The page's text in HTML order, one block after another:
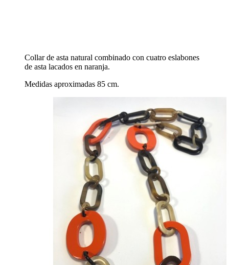
Collar de asta natural combinado con cuatro eslabones
de asta lacados en naranja.
Medidas aproximadas 85 cm.